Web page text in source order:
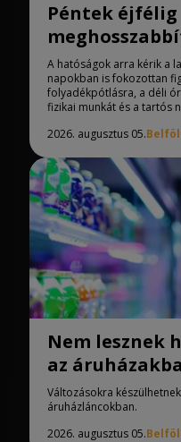
Péntek éjfélig
harmadfokú
A hatóságok arra kérik a
napokban is fokozottan
folyadékpótlásra, a déli
fizikai munkát és a tartós
2026. augusztus 05.
Nem lesznek
az
Változásokra
áruházláncokban.
2026. augusztus 05.